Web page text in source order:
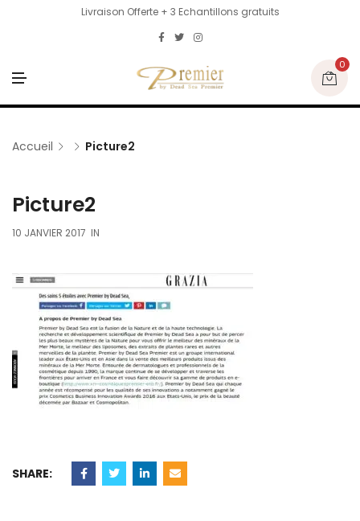
Livraison Offerte + 3 Echantillons gratuits
N
U
0
Accueil Picture2
Picture2
10 JANVIER 2017 IN
SHARE: